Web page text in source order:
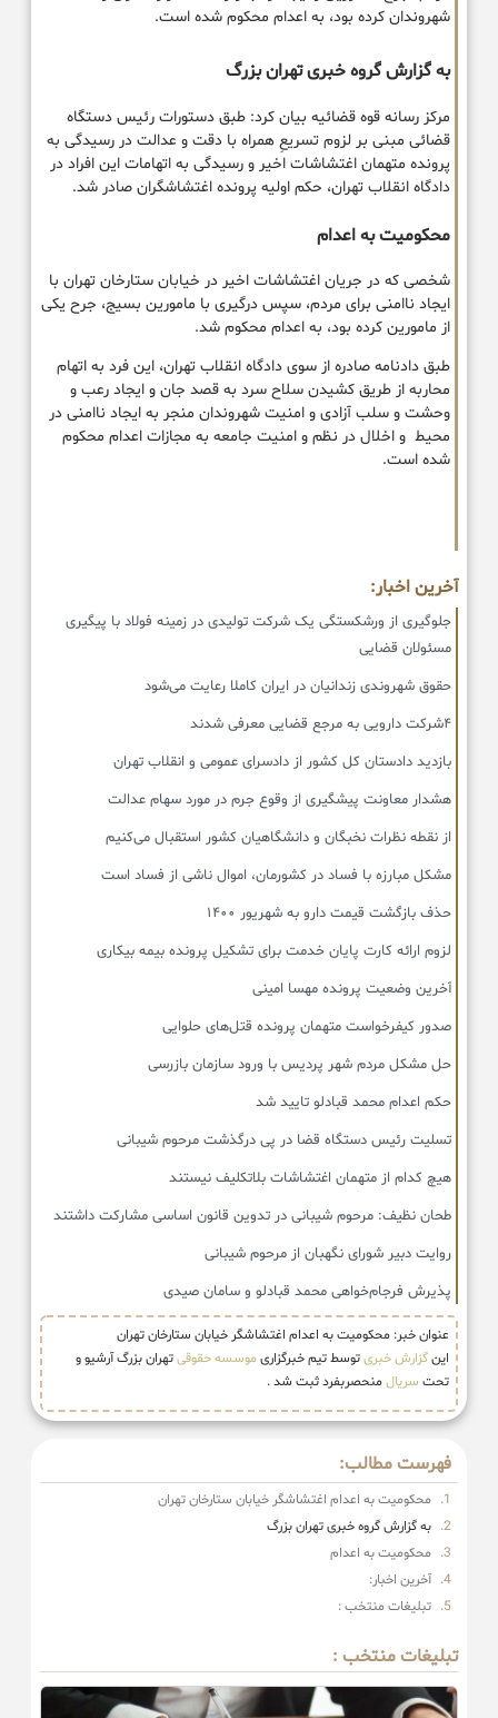
شهروندان کرده بود، به اعدام محکوم شده است.
به گزارش گروه خبری تهران بزرگ
مرکز رسانه قوه قضائیه بیان کرد: طبق دستورات رئیس دستگاه
قضائی مبنی بر لزوم تسریعِ همراه با دقت و عدالت در رسیدگی به
پرونده‌ متهمان اغتشاشات اخیر و رسیدگی به اتهامات این افراد در
دادگاه انقلاب تهران، حکم اولیه پرونده اغتشاشگران صادر شد.
محکومیت به اعدام
شخصی که در جریان اغتشاشات اخیر در خیابان ستارخان تهران با
ایجاد ناامنی برای مردم، سپس درگیری با مامورین بسیج، جرح یکی
از مامورین کرده بود، به اعدام محکوم شد.
طبق دادنامه صادره از سوی دادگاه انقلاب تهران، این فرد به اتهام
محاربه از طریق کشیدن سلاح سرد به قصد جان و ایجاد رعب و
وحشت و سلب آزادی و امنیت شهروندان منجر به ایجاد ناامنی در
محیط و اخلال در نظم و امنیت جامعه به مجازات اعدام محکوم
شده است.
آخرین اخبار:
جلوگیری از ورشکستگی یک شرکت تولیدی در زمینه فولاد با پیگیری
مسئولان قضایی
حقوق شهروندی زندانیان در ایران کاملا رعایت می‌شود
۴شرکت دارویی به مرجع قضایی معرفی شدند
بازدید دادستان کل کشور از دادسرای عمومی و انقلاب تهران
هشدار معاونت پیشگیری از وقوع جرم در مورد سهام عدالت
از نقطه نظرات نخبگان و دانشگاهیان کشور استقبال می‌کنیم
مشکل مبارزه با فساد در کشورمان، اموال ناشی از فساد است
حذف بازگشت قیمت دارو به شهریور ۱۴۰۰
لزوم ارائه کارت پایان خدمت برای تشکیل پرونده بیمه بیکاری
آخرین وضعیت پرونده مهسا امینی
صدور کیفرخواست متهمان پرونده قتل‌های حلوایی
حل مشکل مردم شهر پردیس با ورود سازمان بازرسی
حکم اعدام محمد قبادلو تایید شد
تسلیت رئیس دستگاه قضا در پی درگذشت مرحوم شیبانی
هیچ کدام از متهمان اغتشاشات بلاتکلیف نیستند
طحان‌ نظیف: مرحوم شیبانی در تدوین قانون اساسی مشارکت داشتند
روایت دبیر شورای نگهبان از مرحوم شیبانی
پذیرش فرجام‌خواهی محمد قبادلو و سامان صیدی
عنوان خبر: محکومیت به اعدام اغتشاشگر خیابان ستارخان تهران
اینگزارش خبریتوسط تیم خبرگزاری موسسه حقوقیتهران بزرگ آرشیو و
تحت سریالمنحصربفرد ثبت شد .
فهرست مطالب:
محکومیت به اعدام اغتشاشگر خیابان ستارخان تهران
به گزارش گروه خبری تهران بزرگ
محکومیت به اعدام
آخرین اخبار:
تبلیغات منتخب :
تبلیغات منتخب :